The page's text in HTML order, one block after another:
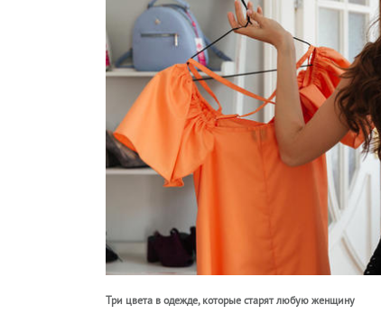
Три цвета в одежде, которые старят любую женщину